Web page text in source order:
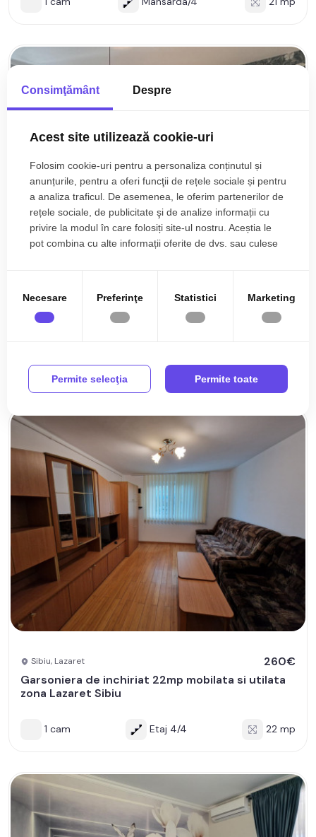
Sibiu, Lazaret
700€
Apartament cu 2 camere + loc de parcare la
2 cam Parter/4 70 mp
Sibiu, Lazaret
260€
Garsoniera de inchiriat 22mp mobilata si utilata
zona Lazaret Sibiu
1 cam Etaj 4/4 22 mp
Consimţământ Despre
Acest site utilizează cookie-uri
Folosim cookie-uri pentru a personaliza conținutul și
anunțurile, pentru a oferi funcţii de rețele sociale și pentru
a analiza traficul. De asemenea, le oferim partenerilor de
rețele sociale, de publicitate şi de analize informații cu
privire la modul în care folosiți site-ul nostru. Aceștia le
pot combina cu alte informații oferite de dvs. sau culese
Necesare Preferinţe Statistici Marketing
Permite selecţia Permite toate